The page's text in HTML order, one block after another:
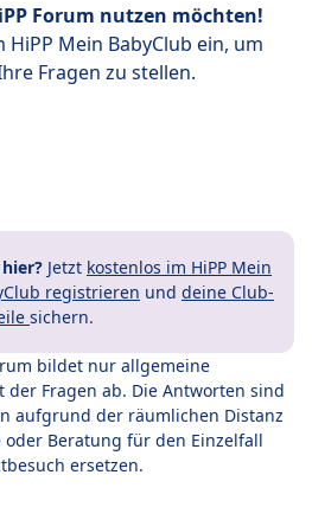
Forum nutzen möchten!
Mein BabyClub ein, um
Fragen zu stellen.
Jetzt kostenlos im HiPP Mein
registrieren und deine Club-
sichern.
bildet nur allgemeine
Fragen ab. Die Antworten sind
aufgrund der räumlichen Distanz
oder Beratung für den Einzelfall
ersetzen.